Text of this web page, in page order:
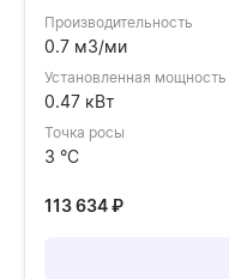
Производительность
0.7 м3/ми
Установленная мощность
0.47 кВт
Точка росы
3 °C
113 634₽